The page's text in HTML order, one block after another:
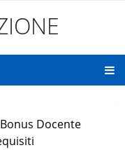
Bonus Docente